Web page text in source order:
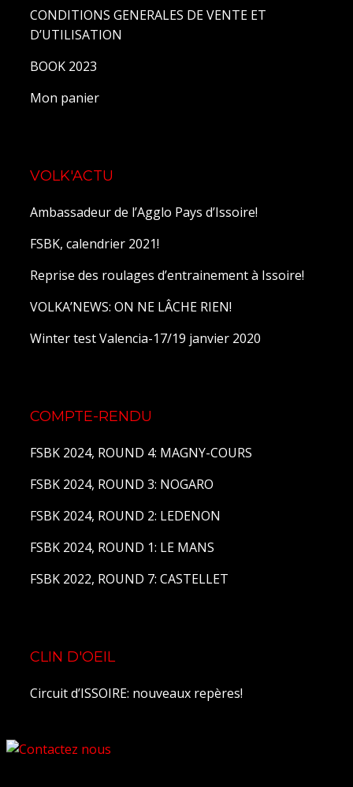
CONDITIONS GENERALES DE VENTE ET
D’UTILISATION
BOOK 2023
Mon panier
VOLK'ACTU
Ambassadeur de l’Agglo Pays d’Issoire!
FSBK, calendrier 2021!
Reprise des roulages d’entrainement à Issoire!
VOLKA’NEWS: ON NE LÂCHE RIEN!
Winter test Valencia-17/19 janvier 2020
COMPTE-RENDU
FSBK 2024, ROUND 4: MAGNY-COURS
FSBK 2024, ROUND 3: NOGARO
FSBK 2024, ROUND 2: LEDENON
FSBK 2024, ROUND 1: LE MANS
FSBK 2022, ROUND 7: CASTELLET
CLIN D'OEIL
Circuit d’ISSOIRE: nouveaux repères!